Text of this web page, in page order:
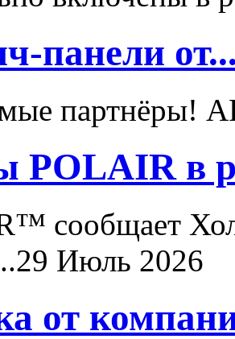
панели
в
сообщает
29 Июль 2026
от